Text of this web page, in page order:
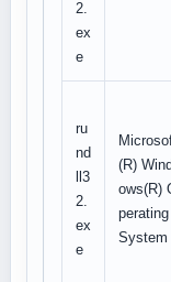
2.
ex
e
ru
nd
ll3
2.
ex
e
(R) Wind
ows(R)
perating
System